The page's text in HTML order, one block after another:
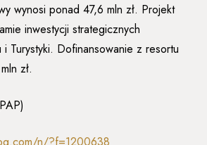
wynosi ponad 47,6 mln zł. Projekt
inwestycji strategicznych
i Turystyki. Dofinansowanie z resortu
zł.
n/?f=1200638